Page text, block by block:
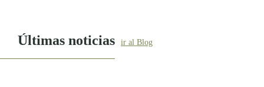
Últimas noticias ir al Blog